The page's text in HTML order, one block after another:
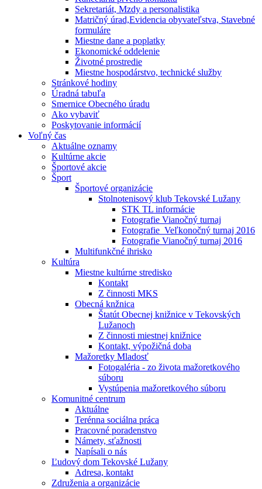
Sekretariát, Mzdy a personalistika
Matričný úrad,Evidencia obyvateľstva, Stavebné
formuláre
Miestne dane a poplatky
Ekonomické oddelenie
Životné prostredie
Miestne hospodárstvo, technické služby
Stránkové hodiny
Úradná tabuľa
Smernice Obecného úradu
Ako vybaviť
Poskytovanie informácií
Voľný čas
Aktuálne oznamy
Kultúrne akcie
Športové akcie
Šport
Športové organizácie
Stolnotenisový klub Tekovské Lužany
STK TL informácie
Fotografie Vianočný turnaj
Fotografie_Veľkonočný turnaj 2016
Fotografie Vianočný turnaj 2016
Multifunkčné ihrisko
Kultúra
Miestne kultúrne stredisko
Kontakt
Z činnosti MKS
Obecná knžnica
Štatút Obecnej knižnice v Tekovských
Lužanoch
Z činnosti miestnej knižnice
Kontakt, výpožičná doba
Mažoretky Mladosť
Fotogaléria - zo života mažoretkového
súboru
Vystúpenia mažoretkového súboru
Komunitné centrum
Aktuálne
Terénna sociálna práca
Pracovné poradenstvo
Námety, sťažnosti
Napísali o nás
Ľudový dom Tekovské Lužany
Adresa, kontakt
Združenia a organizácie